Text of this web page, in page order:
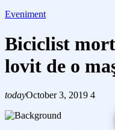
Eveniment
Biciclist
lovit de o
todayOctober 3, 2019 4